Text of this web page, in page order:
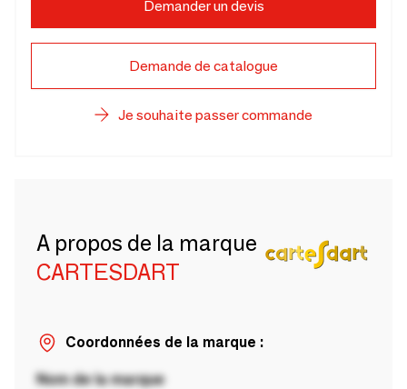
Demander un devis
Demande de catalogue
Je souhaite passer commande
A propos de la marque
CARTESDART
Coordonnées de la marque :
Nom de la marque